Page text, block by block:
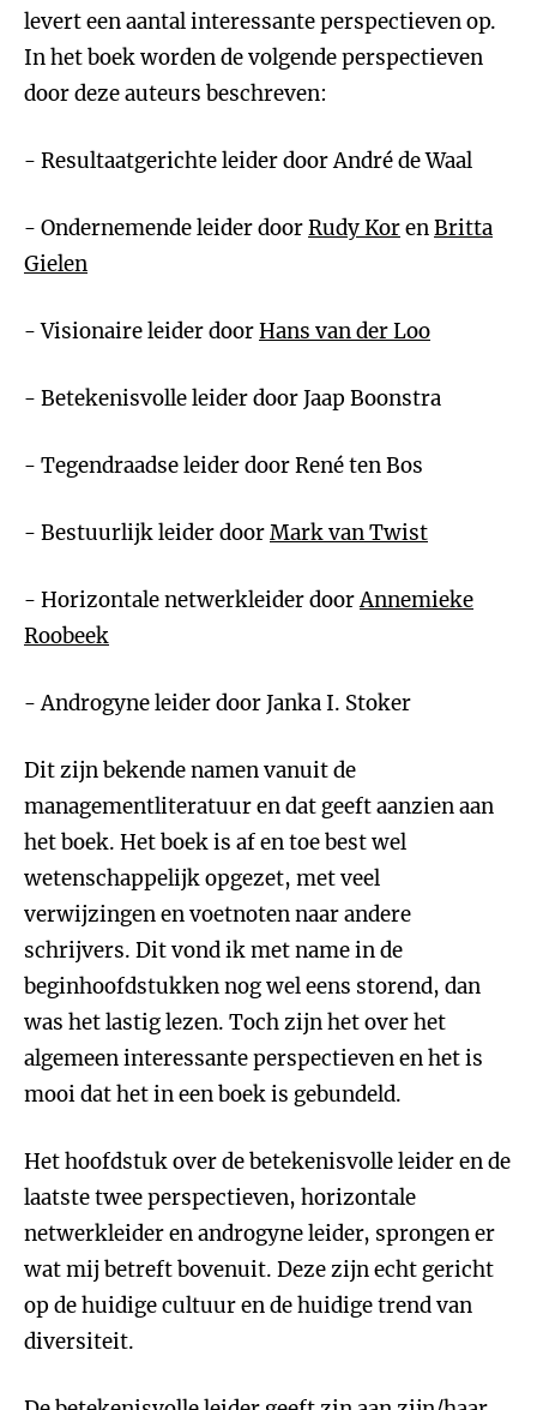
levert een aantal interessante perspectieven op.
In het boek worden de volgende perspectieven
door deze auteurs beschreven:
- Resultaatgerichte leider door André de Waal
- Ondernemende leider doorRudy KorenBritta
Gielen
- Visionaire leider doorHans van der Loo
- Betekenisvolle leider door Jaap Boonstra
- Tegendraadse leider door René ten Bos
- Bestuurlijk leider doorMark van Twist
- Horizontale netwerkleider doorAnnemieke
Roobeek
- Androgyne leider door Janka I. Stoker
Dit zijn bekende namen vanuit de
managementliteratuur en dat geeft aanzien aan
het boek. Het boek is af en toe best wel
wetenschappelijk opgezet, met veel
verwijzingen en voetnoten naar andere
schrijvers. Dit vond ik met name in de
beginhoofdstukken nog wel eens storend, dan
was het lastig lezen. Toch zijn het over het
algemeen interessante perspectieven en het is
mooi dat het in een boek is gebundeld.
Het hoofdstuk over de betekenisvolle leider en de
laatste twee perspectieven, horizontale
netwerkleider en androgyne leider, sprongen er
wat mij betreft bovenuit. Deze zijn echt gericht
op de huidige cultuur en de huidige trend van
diversiteit.